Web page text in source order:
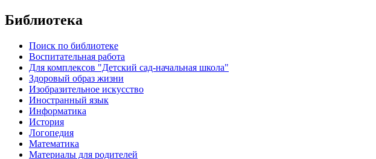
Библиотека
Поиск по библиотеке
Воспитательная работа
Для комплексов "Детский сад-начальная школа"
Здоровый образ жизни
Изобразительное искусство
Иностранный язык
Информатика
История
Логопедия
Математика
Материалы для родителей